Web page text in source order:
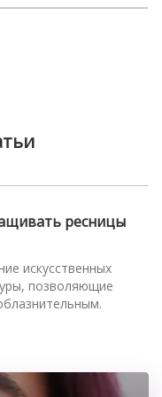
ресницы
искусственных
позволяющие
реснички
Действие
средств